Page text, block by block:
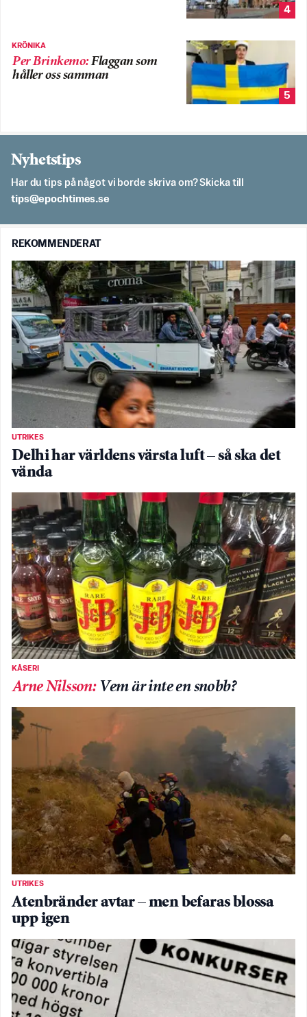
4
KRÖNIKA
Per Brinkemo:Flaggan som
håller oss samman
5
Nyhetstips
Har du tips på något vi borde skriva om? Skicka till
es.semithcope@spit
REKOMMENDERAT
UTRIKES
Delhi har världens värsta luft – så ska det
vända
KÅSERI
Arne Nilsson: Vem är inte en snobb?
UTRIKES
Atenbränder avtar – men befaras blossa
upp igen